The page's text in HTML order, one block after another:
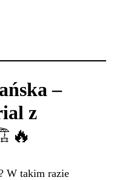
–
z
W takim razie